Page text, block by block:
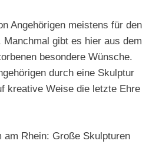
Angehörigen meistens für den
Manchmal gibt es hier aus dem
besondere Wünsche.
durch eine Skulptur
kreative Weise die letzte Ehre
am Rhein: Große Skulpturen